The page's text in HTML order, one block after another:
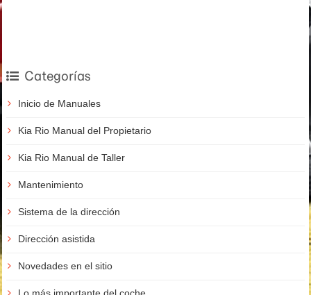
Categorías
Inicio de Manuales
Kia Rio Manual del Propietario
Kia Rio Manual de Taller
Mantenimiento
Sistema de la dirección
Dirección asistida
Novedades en el sitio